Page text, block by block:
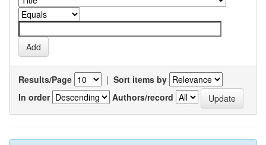
Results/Page | Sort items by
In order
Authors/record